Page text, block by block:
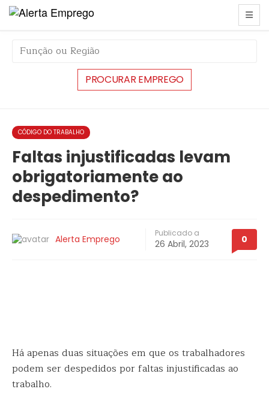
string(6) "#40075"
CÓDIGO DO TRABALHO
Faltas injustificadas levam
obrigatoriamente ao
despedimento?
Alerta Emprego
Publicado a
26 Abril, 2023 0
Há apenas duas situações em que os trabalhadores
podem ser despedidos por faltas injustificadas ao
trabalho.